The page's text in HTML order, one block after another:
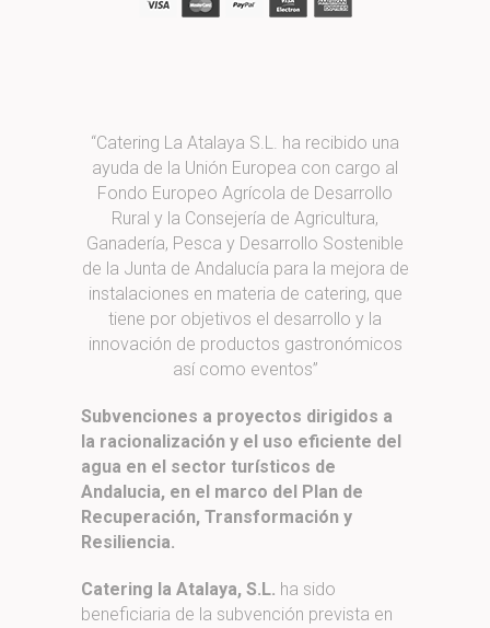
“Catering La Atalaya S.L. ha recibido una
ayuda de la Unión Europea con cargo al
Fondo Europeo Agrícola de Desarrollo
Rural y la Consejería de Agricultura,
Ganadería, Pesca y Desarrollo Sostenible
de la Junta de Andalucía para la mejora de
instalaciones en materia de catering, que
tiene por objetivos el desarrollo y la
innovación de productos gastronómicos
así como eventos”
Subvenciones a proyectos dirigidos a
la racionalización y el uso eficiente del
agua en el sector turísticos de
Andalucia, en el marco del Plan de
Recuperación, Transformación y
Resiliencia.
Catering la Atalaya, S.L. ha sido
beneficiaria de la subvención prevista en